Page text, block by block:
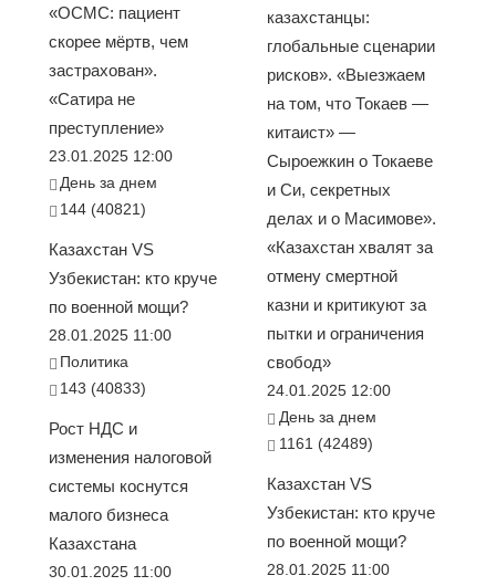
«ОСМС: пациент
скорее мёртв, чем
застрахован».
«Сатира не
преступление»
23.01.2025 12:00
День за днем
144 (40821)
Казахстан VS
Узбекистан: кто круче
по военной мощи?
28.01.2025 11:00
Политика
143 (40833)
Рост НДС и
изменения налоговой
системы коснутся
малого бизнеса
Казахстана
30.01.2025 11:00
казахстанцы:
глобальные сценарии
рисков». «Выезжаем
на том, что Токаев —
китаист» —
Сыроежкин о Токаеве
и Си, секретных
делах и о Масимове».
«Казахстан хвалят за
отмену смертной
казни и критикуют за
пытки и ограничения
свобод»
24.01.2025 12:00
День за днем
1161 (42489)
Казахстан VS
Узбекистан: кто круче
по военной мощи?
28.01.2025 11:00